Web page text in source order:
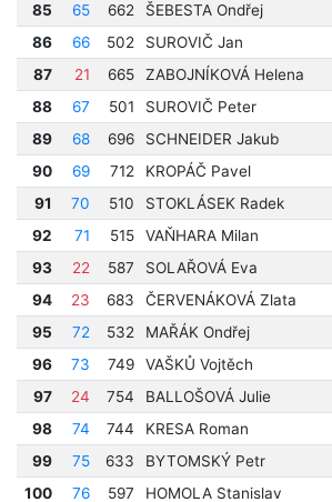
85
65 662 ŠEBESTA Ondřej
86
66 502 SUROVIČ Jan
87
21 665 ZABOJNÍKOVÁ Helena
88
67 501 SUROVIČ Peter
89
68 696 SCHNEIDER Jakub
90
69 712 KROPÁČ Pavel
91
70 510 STOKLÁSEK Radek
92
71 515 VAŇHARA Milan
93
22 587 SOLAŘOVÁ Eva
94
23 683 ČERVENÁKOVÁ Zlata
95
72 532 MAŘÁK Ondřej
96
73 749 VAŠKŮ Vojtěch
97
24 754 BALLOŠOVÁ Julie
98
74 744 KRESA Roman
99
75 633 BYTOMSKÝ Petr
100
76 597 HOMOLA Stanislav